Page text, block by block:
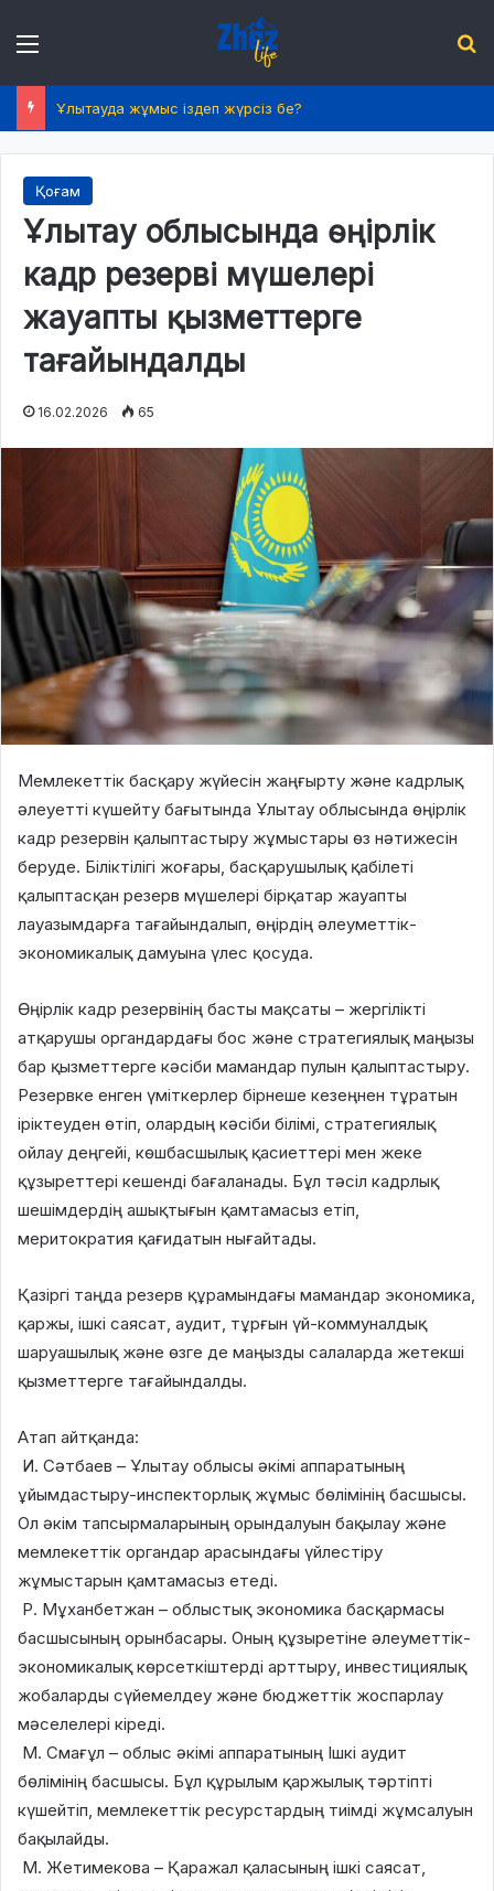
Ұлытауда жұмыс іздеп жүрсіз бе?
Қоғам
Ұлытау облысында өңірлік
кадр резерві мүшелері
жауапты қызметтерге
тағайындалды
16.02.2026 65
Мемлекеттік басқару жүйесін жаңғырту және кадрлық
әлеуетті күшейту бағытында Ұлытау облысында өңірлік
кадр резервін қалыптастыру жұмыстары өз нәтижесін
беруде. Біліктілігі жоғары, басқарушылық қабілеті
қалыптасқан резерв мүшелері бірқатар жауапты
лауазымдарға тағайындалып, өңірдің әлеуметтік-
экономикалық дамуына үлес қосуда.
Өңірлік кадр резервінің басты мақсаты – жергілікті
атқарушы органдардағы бос және стратегиялық маңызы
бар қызметтерге кәсіби мамандар пулын қалыптастыру.
Резервке енген үміткерлер бірнеше кезеңнен тұратын
іріктеуден өтіп, олардың кәсіби білімі, стратегиялық
ойлау деңгейі, көшбасшылық қасиеттері мен жеке
құзыреттері кешенді бағаланады. Бұл тәсіл кадрлық
шешімдердің ашықтығын қамтамасыз етіп,
меритократия қағидатын нығайтады.
Қазіргі таңда резерв құрамындағы мамандар экономика,
қаржы, ішкі саясат, аудит, тұрғын үй-коммуналдық
шаруашылық және өзге де маңызды салаларда жетекші
қызметтерге тағайындалды.
Атап айтқанда:
И. Сәтбаев – Ұлытау облысы әкімі аппаратының
ұйымдастыру-инспекторлық жұмыс бөлімінің басшысы.
Ол әкім тапсырмаларының орындалуын бақылау және
мемлекеттік органдар арасындағы үйлестіру
жұмыстарын қамтамасыз етеді.
Р. Мұханбетжан – облыстық экономика басқармасы
басшысының орынбасары. Оның құзыретіне әлеуметтік-
экономикалық көрсеткіштерді арттыру, инвестициялық
жобаларды сүйемелдеу және бюджеттік жоспарлау
мәселелері кіреді.
М. Смағұл – облыс әкімі аппаратының Ішкі аудит
бөлімінің басшысы. Бұл құрылым қаржылық тәртіпті
күшейтіп, мемлекеттік ресурстардың тиімді жұмсалуын
бақылайды.
М. Жетимекова – Қаражал қаласының ішкі саясат,